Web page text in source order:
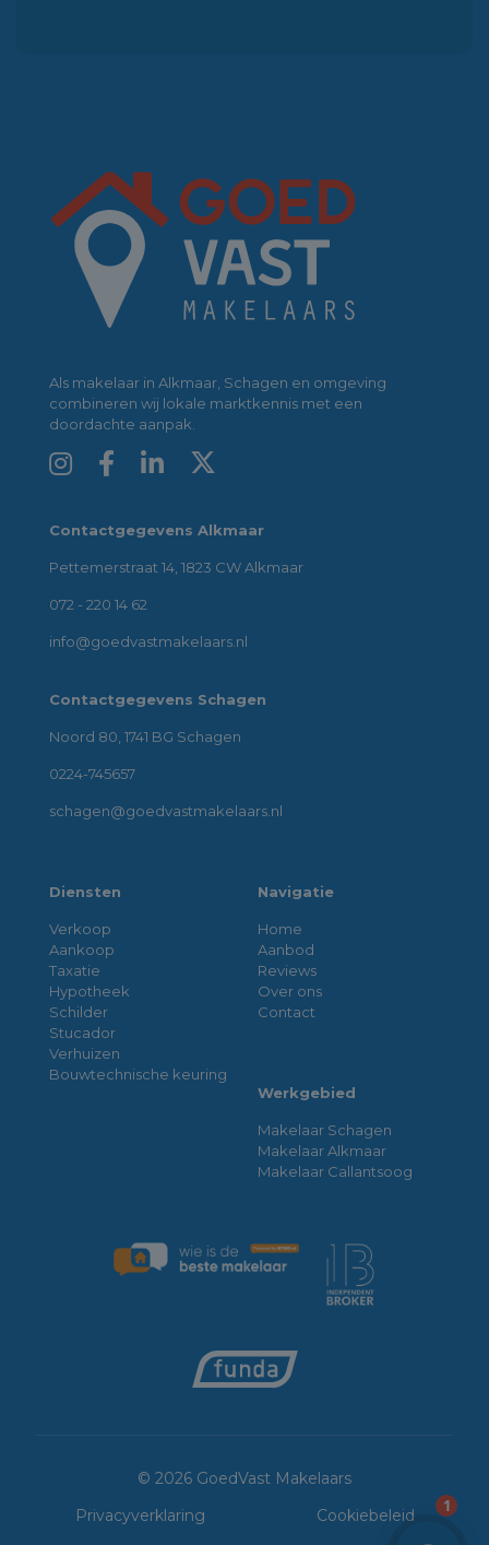
Als makelaar in Alkmaar, Schagen en omgeving
combineren wij lokale marktkennis met een
doordachte aanpak.
Contactgegevens Alkmaar
Pettemerstraat 14, 1823 CW Alkmaar
072 - 220 14 62
info@goedvastmakelaars.nl
Contactgegevens Schagen
Noord 80, 1741 BG Schagen
0224-745657
schagen@goedvastmakelaars.nl
Diensten
Verkoop
Aankoop
Taxatie
Hypotheek
Schilder
Stucador
Verhuizen
Bouwtechnische keuring
Navigatie
Home
Aanbod
Reviews
Over ons
Contact
Werkgebied
Makelaar Schagen
Makelaar Alkmaar
Makelaar Callantsoog
© 2026 GoedVast Makelaars
Privacyverklaring
Cookiebeleid
1